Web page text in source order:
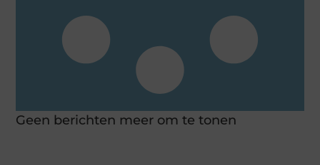
Geen berichten meer om te tonen